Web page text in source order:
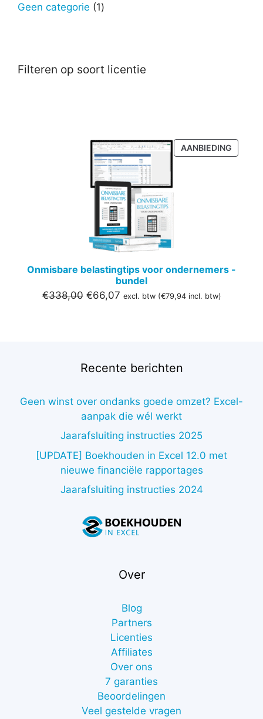
Geen categorie 11
Filteren op soort licentie
AANBIEDING
IN
Onmisbare belastingtips voor ondernemers -
bundel
€338,00 Oorspronkelijke
€66,07Huidige
excl. btw (€79,94incl. btw)
Recente berichten
Geen winst over ondanks goede omzet? Excel-
aanpak die wél werkt
Jaarafsluiting instructies 2025
[UPDATE] Boekhouden in Excel 12.0 met
nieuwe financiële rapportages
Jaarafsluiting instructies 2024
Over
Blog
Partners
Licenties
Affiliates
Over ons
7 garanties
Beoordelingen
Veel gestelde vragen